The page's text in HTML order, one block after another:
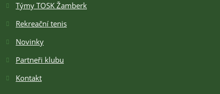
Týmy TOSK Žamberk
Rekreační tenis
Novinky
Partneři klubu
Kontakt